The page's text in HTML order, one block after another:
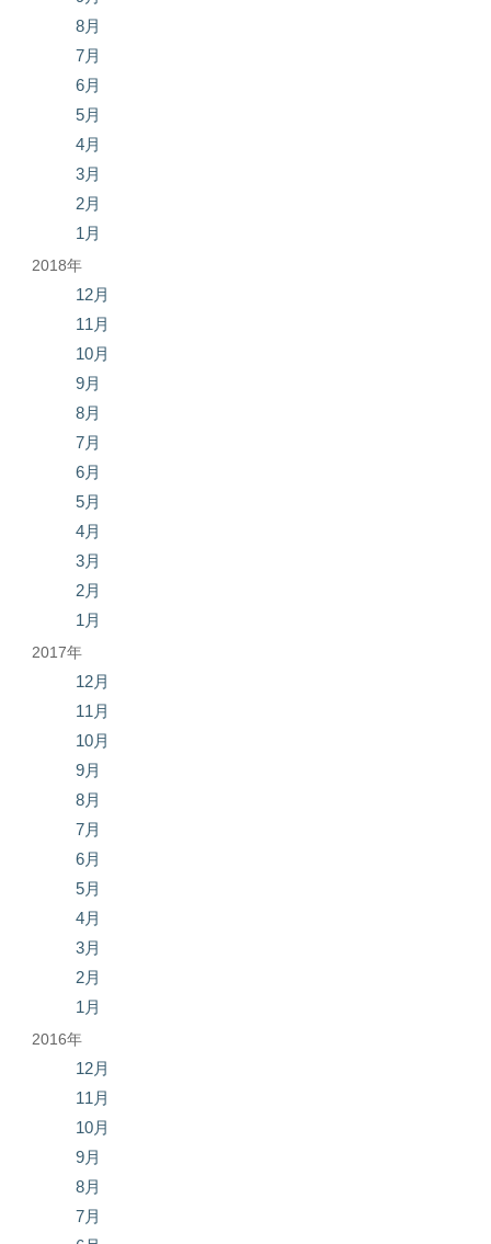
8月
7月
6月
5月
4月
3月
2月
1月
2018年
12月
11月
10月
9月
8月
7月
6月
5月
4月
3月
2月
1月
2017年
12月
11月
10月
9月
8月
7月
6月
5月
4月
3月
2月
1月
2016年
12月
11月
10月
9月
8月
7月